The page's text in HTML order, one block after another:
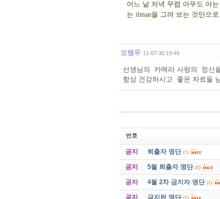
어느 날 저녁 무렵 아무도 아
는 ilman을 그려 보는 것만으
오병두 11-07-30 19:49
선생님의 카메라 사랑의 정신
항상 건강하시고 좋은 자료들
번호
공지 퇴출자 명단 (1)
공지 5월 퇴출자 명단 (1)
공지 4월 2차 금지자 명단 (1)
공지 금지된 명단 (1)